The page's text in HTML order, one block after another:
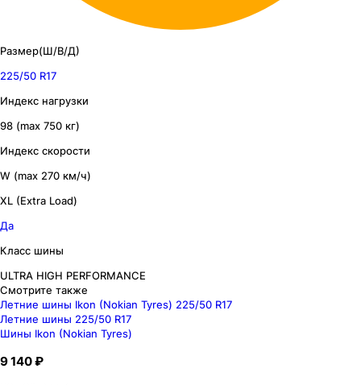
Размер(Ш/В/Д)
225/50 R17
Индекс нагрузки
98 (max 750 кг)
Индекс скорости
W (max 270 км/ч)
XL (Extra Load)
Да
Класс шины
ULTRA HIGH PERFORMANCE
Смотрите также
Летние шины Ikon (Nokian Tyres) 225/50 R17
Летние шины 225/50 R17
Шины Ikon (Nokian Tyres)
9 140 ₽